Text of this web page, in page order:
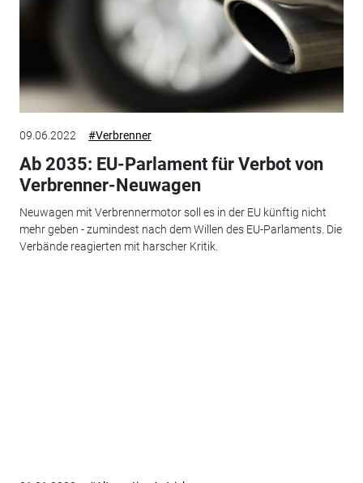
09.06.2022 #Verbrenner
Ab 2035: EU-Parlament für Verbot von
Verbrenner-Neuwagen
Neuwagen mit Verbrennermotor soll es in der EU künftig nicht
mehr geben - zumindest nach dem Willen des EU-Parlaments. Die
Verbände reagierten mit harscher Kritik.